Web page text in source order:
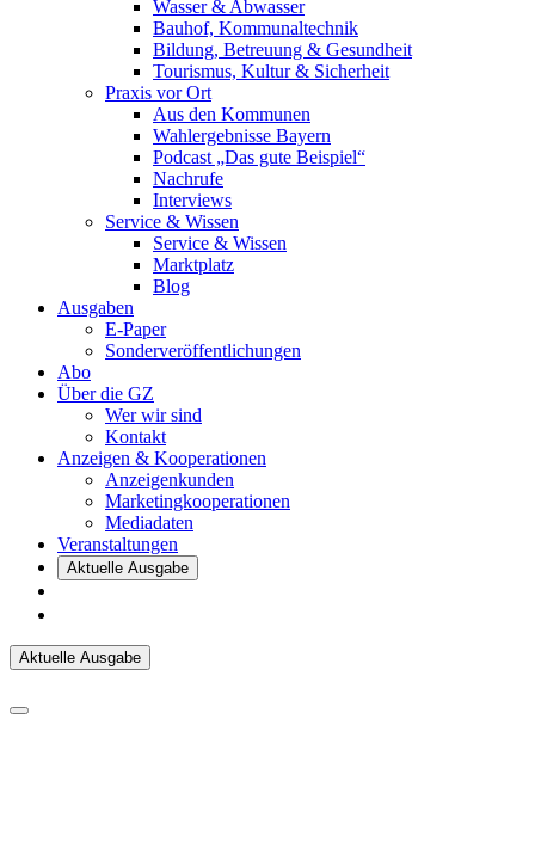
Wasser & Abwasser
Bauhof, Kommunaltechnik
Bildung, Betreuung & Gesundheit
Tourismus, Kultur & Sicherheit
Praxis vor Ort
Aus den Kommunen
Wahlergebnisse Bayern
Podcast „Das gute Beispiel“
Nachrufe
Interviews
Service & Wissen
Service & Wissen
Marktplatz
Blog
Ausgaben
E-Paper
Sonderveröffentlichungen
Abo
Über die GZ
Wer wir sind
Kontakt
Anzeigen & Kooperationen
Anzeigenkunden
Marketingkooperationen
Mediadaten
Veranstaltungen
Aktuelle Ausgabe
Aktuelle Ausgabe